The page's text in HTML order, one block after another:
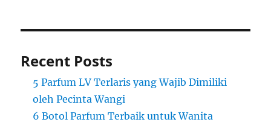
Recent Posts
5 Parfum LV Terlaris yang Wajib Dimiliki
oleh Pecinta Wangi
6 Botol Parfum Terbaik untuk Wanita